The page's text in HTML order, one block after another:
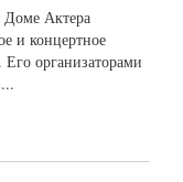
Доме Актера
и концертное
организаторами